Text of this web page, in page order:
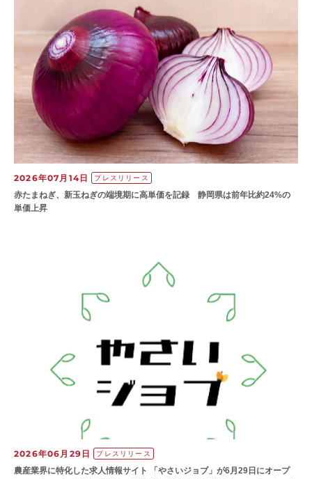
2026年07月14日 プレスリリース
赤たまねぎ、新玉ねぎの端境期に高単価を記録 静岡県は前年比約24%の
単価上昇
2026年06月29日 プレスリリース
農産業界に特化した求人情報サイト 「やさいジョブ」が6月29日にオープ